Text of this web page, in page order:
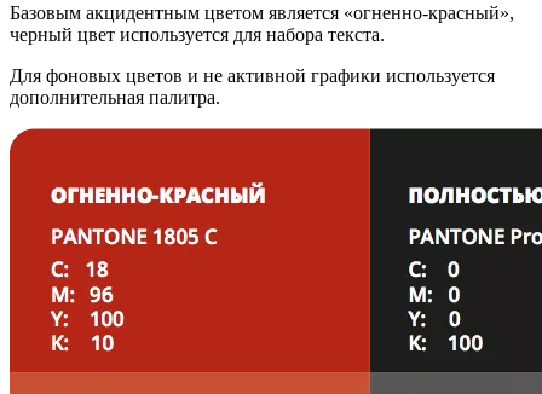
Базовым акцидентным цветом является «огненно-красный»,
черный цвет используется для набора текста.
Для фоновых цветов и не активной графики используется
дополнительная палитра.